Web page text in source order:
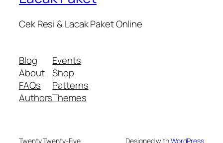
Cek Resi & Lacak Paket Online
Blog
About
FAQs
Authors
Events
Shop
Patterns
Themes
Twenty Twenty-Five Designed withWordPress